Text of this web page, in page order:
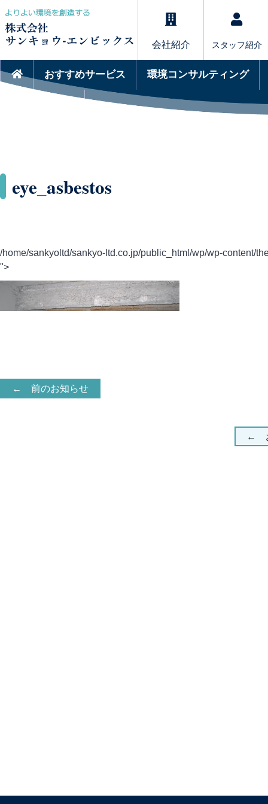
スタッフ紹介
会社紹介
おすすめサービス 環境コンサルティング
eye_asbestos
/home/sankyoltd/sankyo-ltd.co.jp/public_html/wp/wp-content/
">
← 前のお知らせ
←